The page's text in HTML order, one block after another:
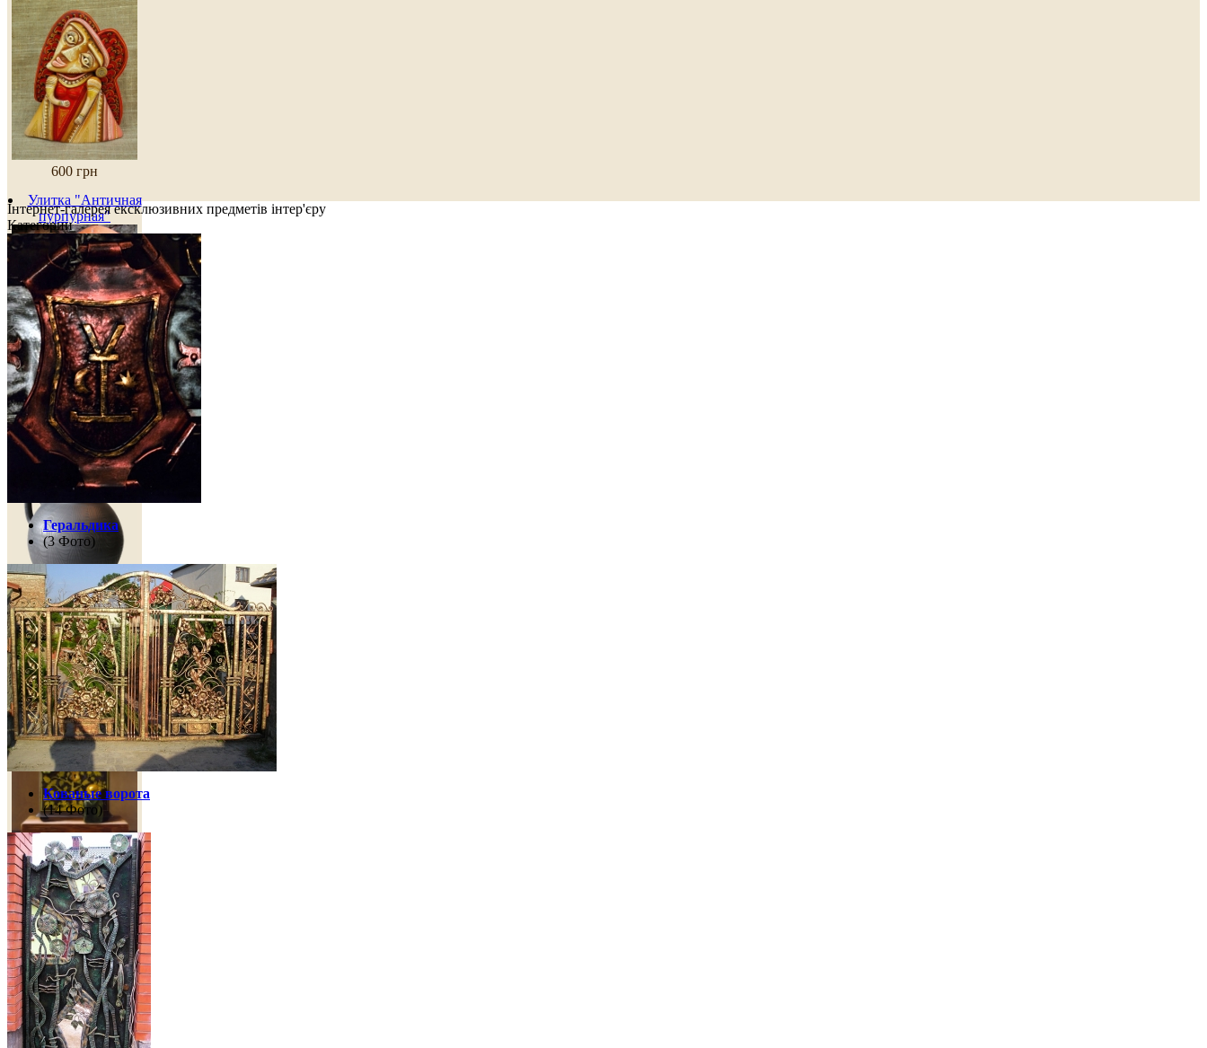
600 грн
Улитка "Античная
пурпурная"
50 грн
Кувшин
"Греческий"
Объем - 4-5 л. 400
грн
Копия картины
"Шкатулка с
лимонами"
2 150 грн
Интерьерное
полотно
"Зарождение"
Інтернет-галерея ексклюзивних предметів інтер'єру
Категории
Геральдика
(3 Фото)
Кованые ворота
(14 Фото)